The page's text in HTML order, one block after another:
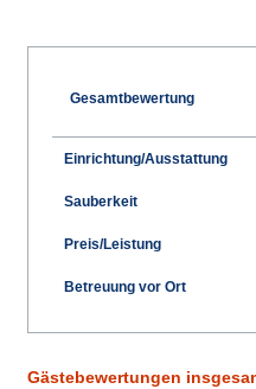
Gesamtbewertung
Einrichtung/Ausstattung
Sauberkeit
Preis/Leistung
Betreuung vor Ort
Gästebewertungen